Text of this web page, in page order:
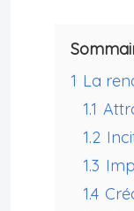
1 La
1.1
1.2
1.3
1.4